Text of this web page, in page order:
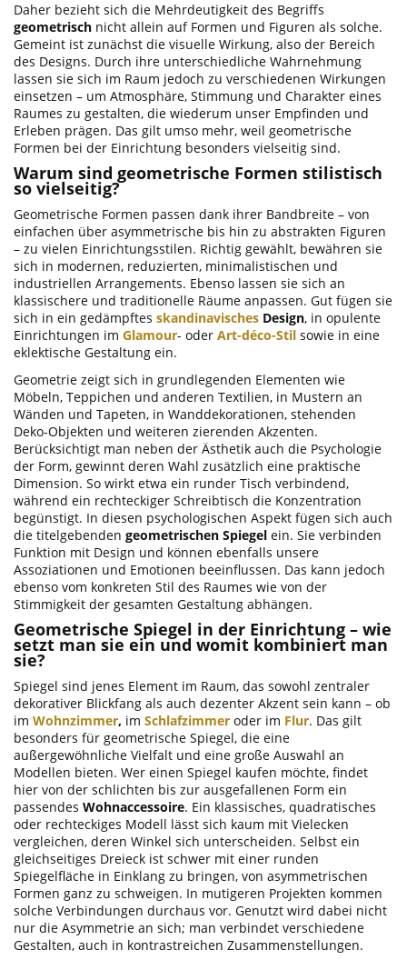
Daher bezieht sich die Mehrdeutigkeit des Begriffs
geometrisch nicht allein auf Formen und Figuren als solche.
Gemeint ist zunächst die visuelle Wirkung, also der Bereich
des Designs. Durch ihre unterschiedliche Wahrnehmung
lassen sie sich im Raum jedoch zu verschiedenen Wirkungen
einsetzen – um Atmosphäre, Stimmung und Charakter eines
Raumes zu gestalten, die wiederum unser Empfinden und
Erleben prägen. Das gilt umso mehr, weil geometrische
Formen bei der Einrichtung besonders vielseitig sind.
Warum sind geometrische Formen stilistisch
so vielseitig?
Geometrische Formen passen dank ihrer Bandbreite – von
einfachen über asymmetrische bis hin zu abstrakten Figuren
– zu vielen Einrichtungsstilen. Richtig gewählt, bewähren sie
sich in modernen, reduzierten, minimalistischen und
industriellen Arrangements. Ebenso lassen sie sich an
klassischere und traditionelle Räume anpassen. Gut fügen sie
sich in ein gedämpftes skandinavisches Design, in opulente
Einrichtungen im Glamour- oder Art-déco-Stil sowie in eine
eklektische Gestaltung ein.
Geometrie zeigt sich in grundlegenden Elementen wie
Möbeln, Teppichen und anderen Textilien, in Mustern an
Wänden und Tapeten, in Wanddekorationen, stehenden
Deko-Objekten und weiteren zierenden Akzenten.
Berücksichtigt man neben der Ästhetik auch die Psychologie
der Form, gewinnt deren Wahl zusätzlich eine praktische
Dimension. So wirkt etwa ein runder Tisch verbindend,
während ein rechteckiger Schreibtisch die Konzentration
begünstigt. In diesen psychologischen Aspekt fügen sich auch
die titelgebenden geometrischen Spiegel ein. Sie verbinden
Funktion mit Design und können ebenfalls unsere
Assoziationen und Emotionen beeinflussen. Das kann jedoch
ebenso vom konkreten Stil des Raumes wie von der
Stimmigkeit der gesamten Gestaltung abhängen.
Geometrische Spiegel in der Einrichtung – wie
setzt man sie ein und womit kombiniert man
sie?
Spiegel sind jenes Element im Raum, das sowohl zentraler
dekorativer Blickfang als auch dezenter Akzent sein kann – ob
im Wohnzimmer, im Schlafzimmer oder im Flur. Das gilt
besonders für geometrische Spiegel, die eine
außergewöhnliche Vielfalt und eine große Auswahl an
Modellen bieten. Wer einen Spiegel kaufen möchte, findet
hier von der schlichten bis zur ausgefallenen Form ein
passendes Wohnaccessoire. Ein klassisches, quadratisches
oder rechteckiges Modell lässt sich kaum mit Vielecken
vergleichen, deren Winkel sich unterscheiden. Selbst ein
gleichseitiges Dreieck ist schwer mit einer runden
Spiegelfläche in Einklang zu bringen, von asymmetrischen
Formen ganz zu schweigen. In mutigeren Projekten kommen
solche Verbindungen durchaus vor. Genutzt wird dabei nicht
nur die Asymmetrie an sich; man verbindet verschiedene
Gestalten, auch in kontrastreichen Zusammenstellungen.